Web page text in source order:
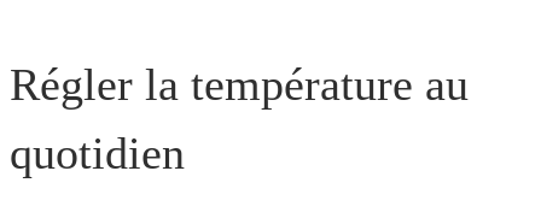
Régler la température au
quotidien